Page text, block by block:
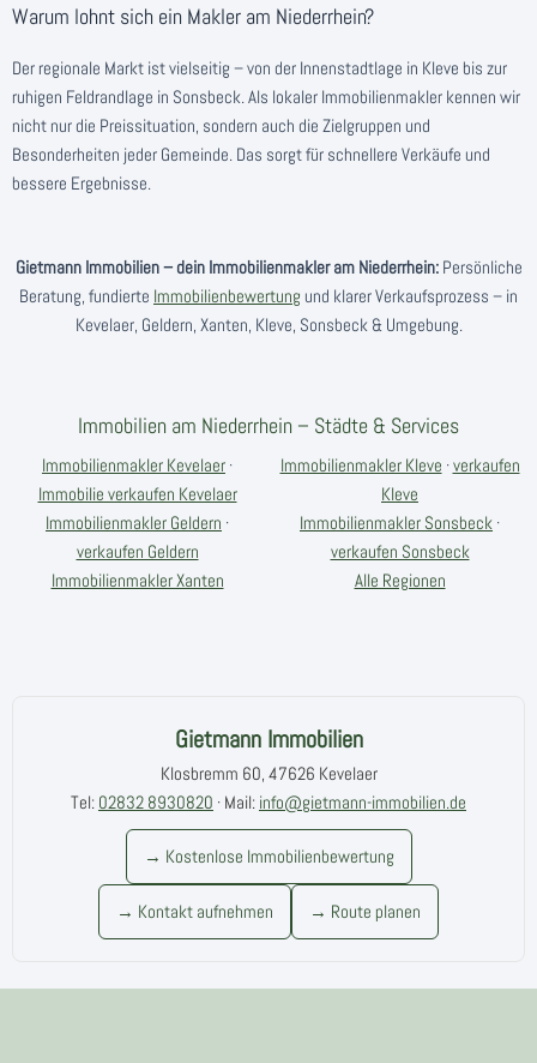
Warum lohnt sich ein Makler am Niederrhein?
Der regionale Markt ist vielseitig – von der Innenstadtlage in Kleve bis zur
ruhigen Feldrandlage in Sonsbeck. Als lokaler Immobilienmakler kennen wir
nicht nur die Preissituation, sondern auch die Zielgruppen und
Besonderheiten jeder Gemeinde. Das sorgt für schnellere Verkäufe und
bessere Ergebnisse.
Gietmann Immobilien – dein Immobilienmakler am Niederrhein:Persönliche
Beratung, fundierte Immobilienbewertung und klarer Verkaufsprozess – in
Kevelaer, Geldern, Xanten, Kleve, Sonsbeck & Umgebung.
Immobilien am Niederrhein – Städte & Services
Immobilienmakler Kevelaer ·
Immobilie verkaufen Kevelaer
Immobilienmakler Geldern ·
verkaufen Geldern
Immobilienmakler Xanten
Immobilienmakler Kleve ·verkaufen
Kleve
Immobilienmakler Sonsbeck ·
verkaufen Sonsbeck
Alle Regionen
Gietmann Immobilien
Klosbremm 60, 47626 Kevelaer
Tel: 02832 8930820 · Mail: info@gietmann-immobilien.de
→ Kostenlose Immobilienbewertung
→ Kontakt aufnehmen → Route planen